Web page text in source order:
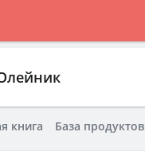
книга База продуктов